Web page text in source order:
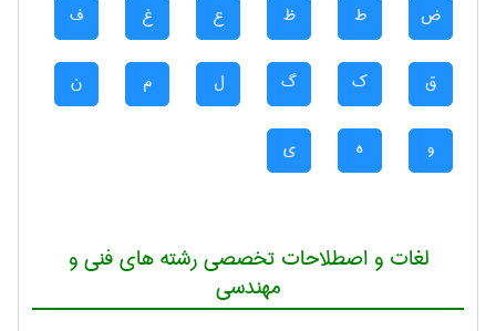
ض ط ظ ع غ ف
ق ک گ ل م ن
و ه ی
لغات و اصطلاحات تخصصی رشته های فنی و
مهندسی